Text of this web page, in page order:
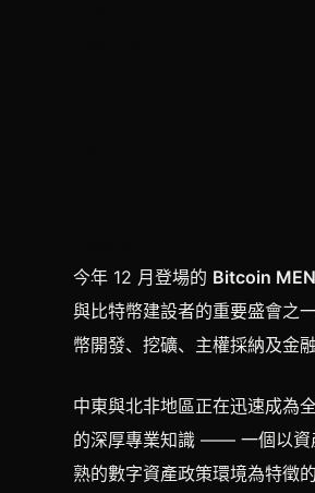
今年 12 月登場的 Bitcoin
與比特幣建設者的重要盛會之
幣開發、挖礦、主權採納及金
中東與北非地區正在迅速成為
的深厚專業知識 —— 一個以資
熟的數字資產政策環境為特徵的